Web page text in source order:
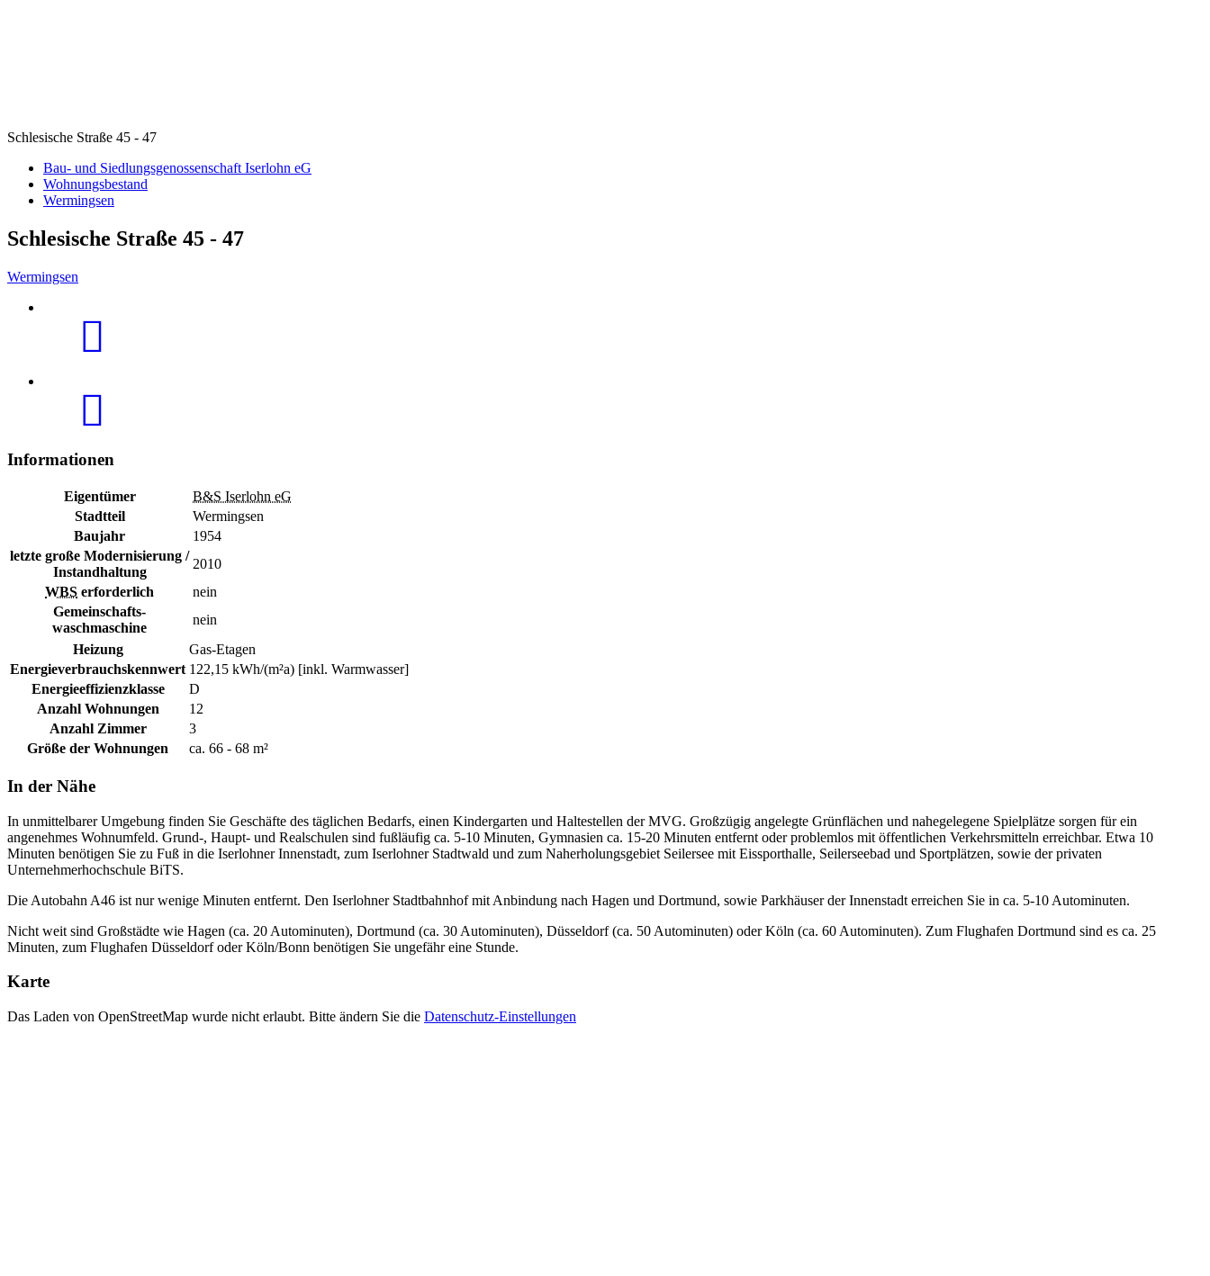
Schlesische Straße 45 - 47
Bau- und Siedlungsgenossenschaft Iserlohn eG
Wohnungsbestand
Wermingsen
Schlesische Straße 45 - 47
Wermingsen
Informationen
Eigentümer
B&S Iserlohn eG
Stadtteil
Wermingsen
Baujahr
1954
letzte große Modernisierung /
Instandhaltung
2010
WBS erforderlich
nein
Gemeinschafts-
waschmaschine
nein
Heizung
Gas-Etagen
Energieverbrauchskennwert 122,15 kWh/(m²a) [inkl. Warmwasser]
Energieeffizienzklasse
D
Anzahl Wohnungen
12
Anzahl Zimmer
3
Größe der Wohnungen
ca. 66 - 68 m²
In der Nähe
In unmittelbarer Umgebung finden Sie Geschäfte des täglichen Bedarfs, einen Kindergarten und Haltestellen der MVG. Großzügig angelegte Grünflächen und nahegelegene Spielplätze sorgen für ein
angenehmes Wohnumfeld. Grund-, Haupt- und Realschulen sind fußläufig ca. 5-10 Minuten, Gymnasien ca. 15-20 Minuten entfernt oder problemlos mit öffentlichen Verkehrsmitteln erreichbar. Etwa 10
Minuten benötigen Sie zu Fuß in die Iserlohner Innenstadt, zum Iserlohner Stadtwald und zum Naherholungsgebiet Seilersee mit Eissporthalle, Seilerseebad und Sportplätzen, sowie der privaten
Unternehmerhochschule BiTS.
Die Autobahn A46 ist nur wenige Minuten entfernt. Den Iserlohner Stadtbahnhof mit Anbindung nach Hagen und Dortmund, sowie Parkhäuser der Innenstadt erreichen Sie in ca. 5-10 Autominuten.
Nicht weit sind Großstädte wie Hagen (ca. 20 Autominuten), Dortmund (ca. 30 Autominuten), Düsseldorf (ca. 50 Autominuten) oder Köln (ca. 60 Autominuten). Zum Flughafen Dortmund sind es ca. 25
Minuten, zum Flughafen Düsseldorf oder Köln/Bonn benötigen Sie ungefähr eine Stunde.
Karte
Das Laden von OpenStreetMap wurde nicht erlaubt. Bitte ändern Sie die Datenschutz-Einstellungen